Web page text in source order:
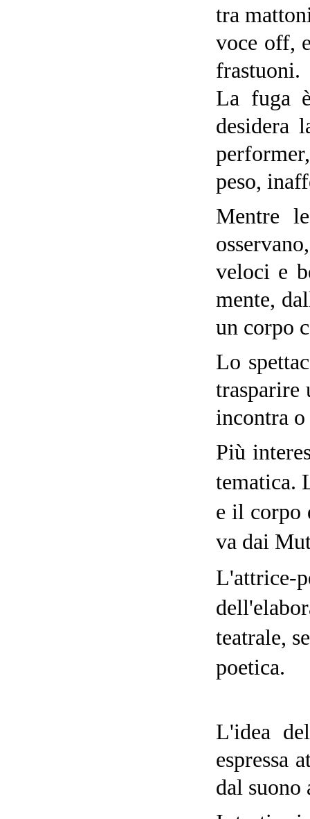
tra
voce off,
frastuoni.
La fuga
desidera
peso,
Mentre
veloci e
mente,
un corpo
Lo
trasparire
incontra
Più
tematica.
e il corpo
va dai
teatrale,
poetica.
L'idea
espressa
dal